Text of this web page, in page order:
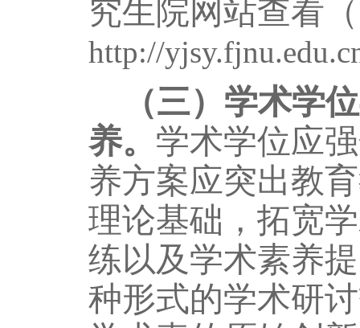
究生院网站查看 （
http://
（三） 学术学
养。 学术学位应
养方案应突出教
理论基础，拓宽
练以及学术素养
种形式的学术研